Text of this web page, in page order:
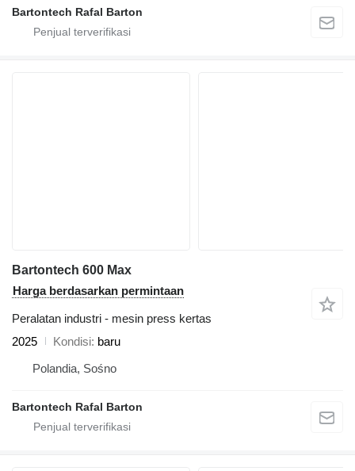
Bartontech Rafal Barton
Bartontech 600 Max
Harga berdasarkan permintaan
Peralatan industri - mesin press kertas
2025
Kondisi baru
Polandia, Sośno
Bartontech Rafal Barton